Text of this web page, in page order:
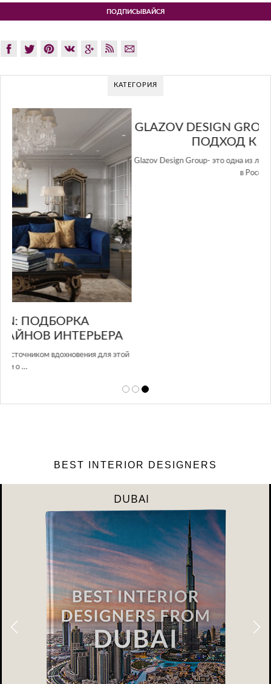
КАТЕГОРИЯ
GLAZOV DESIGN GROUP – УНИКАЛЬНЫЙ
ПОДХОД К ДИЗАЙНУ
Glazov Design Group- это одна из лучших студий дизайна интерьера
BEST INTERIOR DESIGNERS
DUBAI